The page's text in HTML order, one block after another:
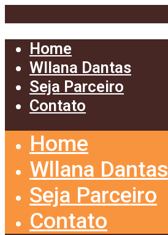
Home
Wllana Dantas
Seja Parceiro
Contato
Home
Wllana Dantas
Seja Parceiro
Contato